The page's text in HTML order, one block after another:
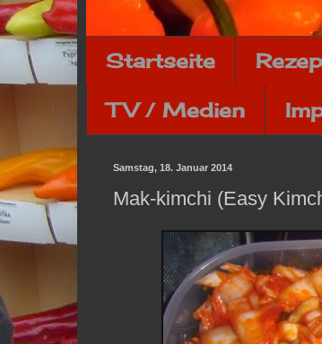
Startseite
TV / Medien
Samstag, 18. Januar 2014
Mak-kimchi (Easy